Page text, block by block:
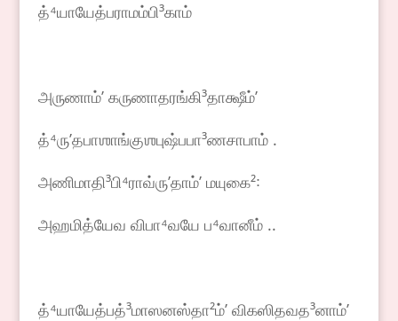
த்⁴யாயேத்பராமம்பி³காம்
அருணாம்ʼ கருணாதரங்கி³தாக்ஷீம்ʼ
த்⁴ருʼதபாஶாங்குஶபுஷ்பபா³ணசாபாம் .
அணிமாதி³பி⁴ராவ்ருʼதாம்ʼ மயுகை²꞉
அஹமித்யேவ விபா⁴வயே ப⁴வானீம் ..
த்⁴யாயேத்பத்³மாஸனஸ்தா²ம்ʼ விகஸிதவத³னாம்ʼ